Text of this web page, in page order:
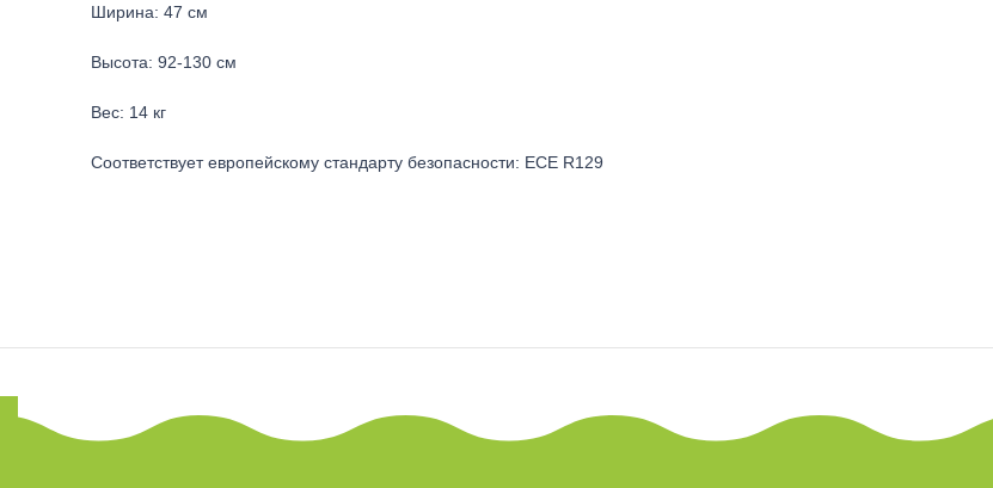
Ширина: 47 см
Высота: 92-130 см
Вес: 14 кг
Соответствует европейскому стандарту безопасности: ECE R129